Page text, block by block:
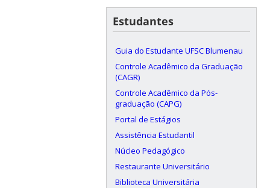
Estudantes
Guia do Estudante UFSC Blumenau
Controle Acadêmico da Graduação
(CAGR)
Controle Acadêmico da Pós-
graduação (CAPG)
Portal de Estágios
Assistência Estudantil
Núcleo Pedagógico
Restaurante Universitário
Biblioteca Universitária